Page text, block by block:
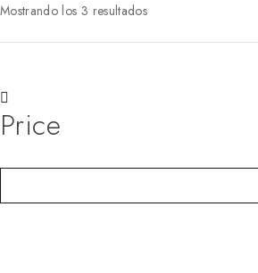
Mostrando los 3 resultados
Price